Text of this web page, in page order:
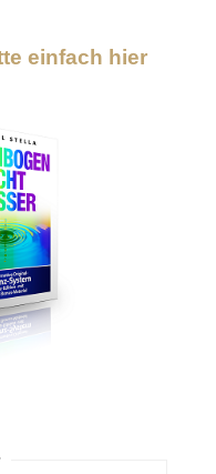
einfach hier